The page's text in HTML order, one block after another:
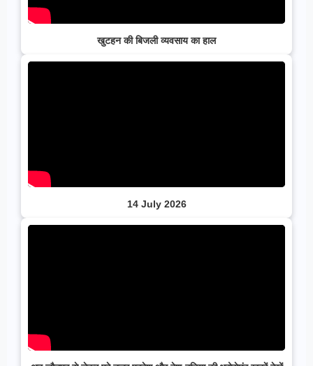
खुटहन की बिजली व्यवसाय का हाल
14 July 2026